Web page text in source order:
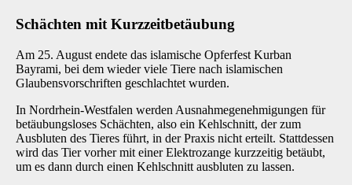
Schächten mit Kurzzeitbetäubung
Am 25. August endete das islamische Opferfest Kurban
Bayrami, bei dem wieder viele Tiere nach islamischen
Glaubensvorschriften geschlachtet wurden.
In Nordrhein-Westfalen werden Ausnahmegenehmigungen für
betäubungsloses Schächten, also ein Kehlschnitt, der zum
Ausbluten des Tieres führt, in der Praxis nicht erteilt. Stattdessen
wird das Tier vorher mit einer Elektrozange kurzzeitig betäubt,
um es dann durch einen Kehlschnitt ausbluten zu lassen.